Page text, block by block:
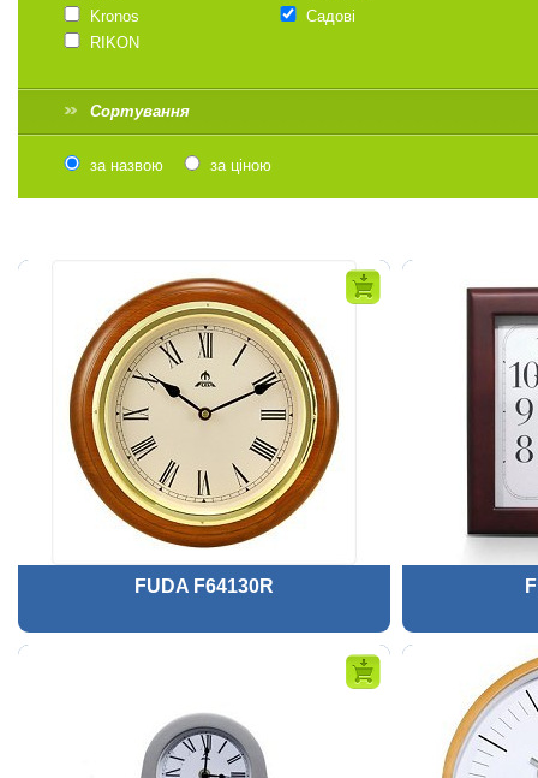
Kronos
RIKON
Садові
Сортування
за назвою за ціною
FUDA F64130R